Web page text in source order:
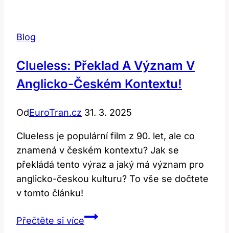
Fráze
Blog
Clueless: Překlad A Význam V
Anglicko-Českém Kontextu!
OdEuroTran.cz 31. 3. 2025
Clueless je populární film z 90. let, ale co
znamená v českém kontextu? Jak se
překládá tento výraz a jaký má význam pro
anglicko-českou kulturu? To vše se dočtete
v tomto článku!
Přečtěte si víceClueless: